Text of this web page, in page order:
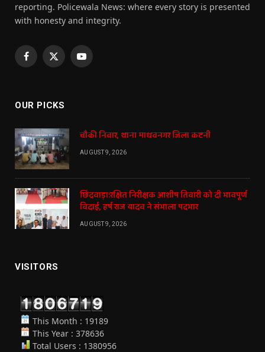
reporting. Policewala News: where every story is presented
with honesty and integrity.
Facebook
X
YouTube
OUR PICKS
चौकी निवार, थाना माधवनगर जिला कटनी
AUGUST 9, 2026
छिंदवाड़ा:रक्षित निरीक्षक आशीष तिवारी को दी भावपूर्ण
विदाई, हर्ष राज यादव ने संभाला पदभार
AUGUST 9, 2026
VISITORS
This Month : 19189
This Year : 378636
Total Users : 1380956